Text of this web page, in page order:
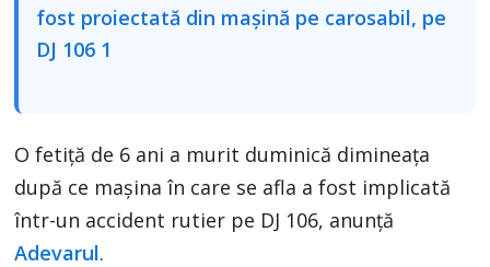
O fetiță de 6 ani a murit duminică dimineața
după ce mașina în care se afla a fost implicată
într-un accident rutier pe DJ 106, anunță
Adevarul.